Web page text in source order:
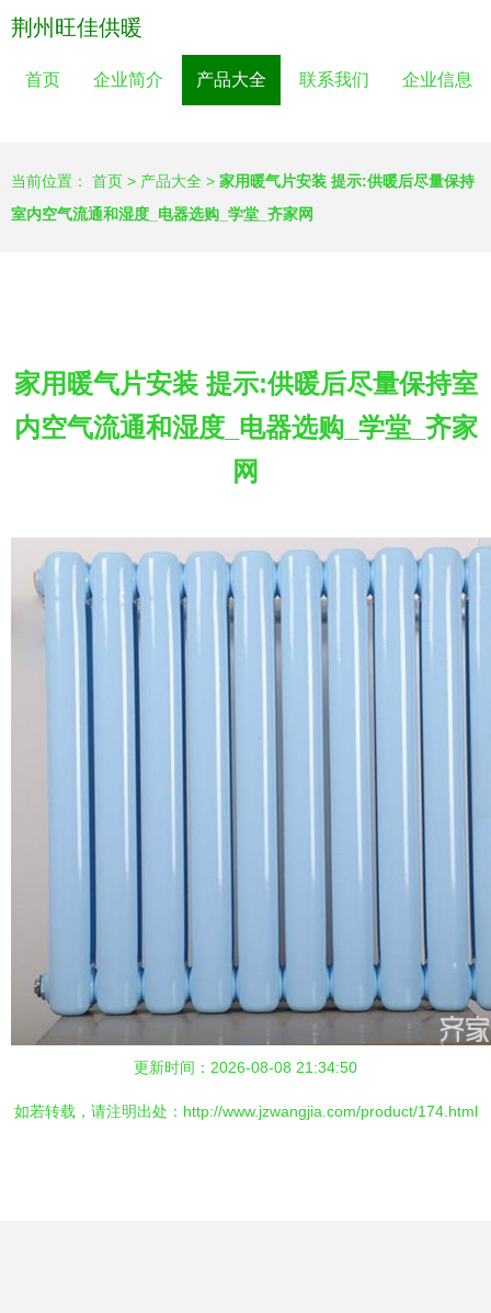
荆州旺佳供暖
首页 企业简介 产品大全 联系我们 企业信息
当前位置： 首页 > 产品大全 > 家用暖气片安装 提示:供暖后尽量保持
室内空气流通和湿度_电器选购_学堂_齐家网
家用暖气片安装 提示:供暖后尽量保持室
内空气流通和湿度_电器选购_学堂_齐家
网
更新时间：2026-08-08 21:34:50
如若转载，请注明出处：http://www.jzwangjia.com/product/174.html